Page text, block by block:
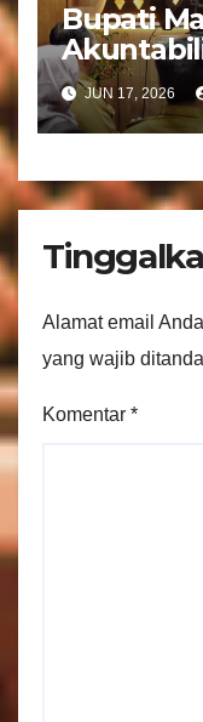
Bupati
Bantuan
JUN 17, 2026
Alamat email
yang wajib
Komentar *